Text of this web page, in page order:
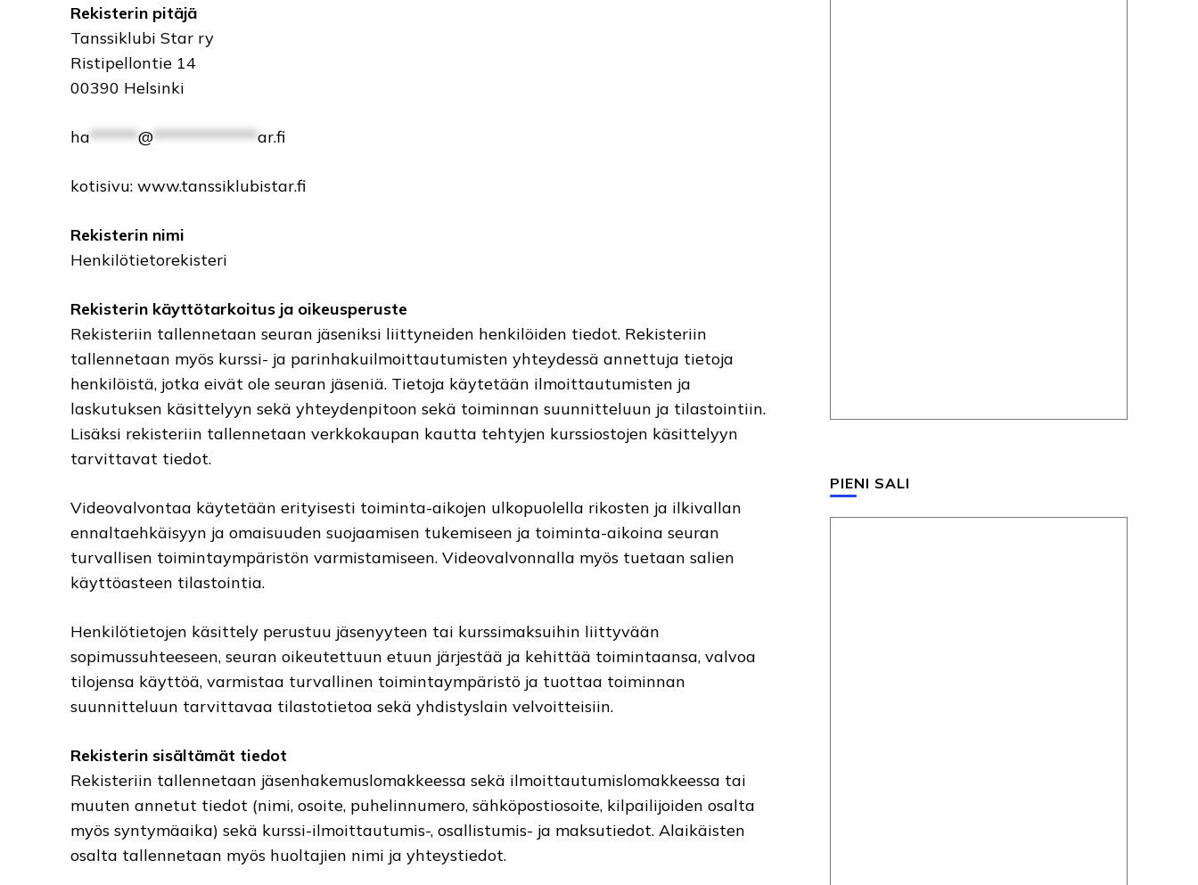
Rekisterin pitäjä
Tanssiklubi Star ry
Ristipellontie 14
00390 Helsinki
ha******@*************ar.fi
kotisivu: www.tanssiklubistar.fi
Rekisterin nimi
Henkilötietorekisteri
Rekisterin käyttötarkoitus ja oikeusperuste
Rekisteriin tallennetaan seuran jäseniksi liittyneiden henkilöiden tiedot. Rekisteriin
tallennetaan myös kurssi- ja parinhakuilmoittautumisten yhteydessä annettuja tietoja
henkilöistä, jotka eivät ole seuran jäseniä. Tietoja käytetään ilmoittautumisten ja
laskutuksen käsittelyyn sekä yhteydenpitoon sekä toiminnan suunnitteluun ja tilastointiin.
Lisäksi rekisteriin tallennetaan verkkokaupan kautta tehtyjen kurssiostojen käsittelyyn
tarvittavat tiedot.
Videovalvontaa käytetään erityisesti toiminta-aikojen ulkopuolella rikosten ja ilkivallan
ennaltaehkäisyyn ja omaisuuden suojaamisen tukemiseen ja toiminta-aikoina seuran
turvallisen toimintaympäristön varmistamiseen. Videovalvonnalla myös tuetaan salien
käyttöasteen tilastointia.
Henkilötietojen käsittely perustuu jäsenyyteen tai kurssimaksuihin liittyvään
sopimussuhteeseen, seuran oikeutettuun etuun järjestää ja kehittää toimintaansa, valvoa
tilojensa käyttöä, varmistaa turvallinen toimintaympäristö ja tuottaa toiminnan
suunnitteluun tarvittavaa tilastotietoa sekä yhdistyslain velvoitteisiin.
Rekisterin sisältämät tiedot
Rekisteriin tallennetaan jäsenhakemuslomakkeessa sekä ilmoittautumislomakkeessa tai
muuten annetut tiedot (nimi, osoite, puhelinnumero, sähköpostiosoite, kilpailijoiden osalta
myös syntymäaika) sekä kurssi-ilmoittautumis-, osallistumis- ja maksutiedot. Alaikäisten
osalta tallennetaan myös huoltajien nimi ja yhteystiedot.
PIENI SALI